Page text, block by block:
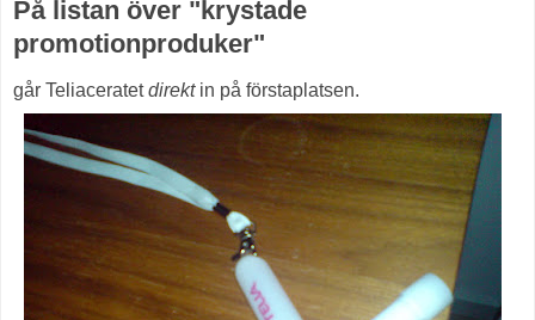
På listan över "krystade
promotionproduker"
går Teliaceratetdirektin på förstaplatsen.